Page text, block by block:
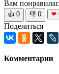
Вам
👍 0 👎 0 ❤
Поделиться
Комментарии